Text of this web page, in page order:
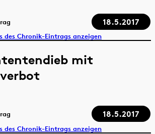
18.5.2017
des Chronik-Eintrags anzeigen
mit
18.5.2017
des Chronik-Eintrags anzeigen